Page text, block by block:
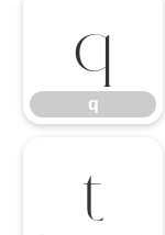
q
q
t